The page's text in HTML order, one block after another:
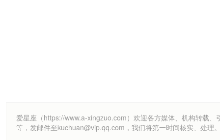
爱星座（https://www.a-xingzuo.com）欢迎各方媒体、机构转载
等，发邮件至kuchuan@vip.qq.com，我们将第一时间核实、处理